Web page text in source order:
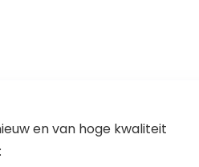
en van hoge kwaliteit